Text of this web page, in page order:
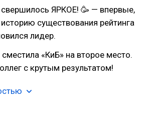
свершилось ЯРКОЕ! 🥳 — впервые,
существования рейтинга
лидер.
«КиБ» на второе место.
с крутым результатом!